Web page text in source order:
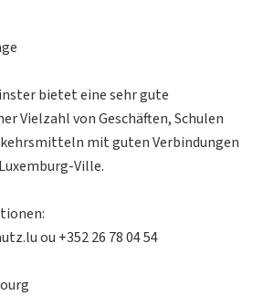
bietet eine sehr gute
Vielzahl von Geschäften, Schulen
mit guten Verbindungen
Ville.
ou +352 26 78 04 54